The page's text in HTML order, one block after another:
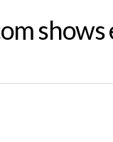
shows